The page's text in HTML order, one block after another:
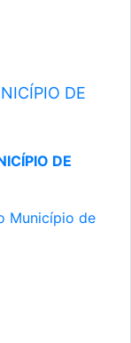
DE
DE
Município de